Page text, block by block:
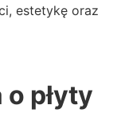
estetykę oraz
płyty